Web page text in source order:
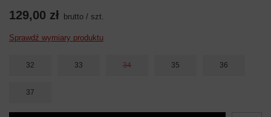
129,00 zł brutto / szt.
Sprawdź wymiary produktu
32 33 34 35 36
37